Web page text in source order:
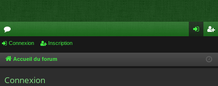
or
u cri
Connexion Inscription
Accueil du forum
Connexion